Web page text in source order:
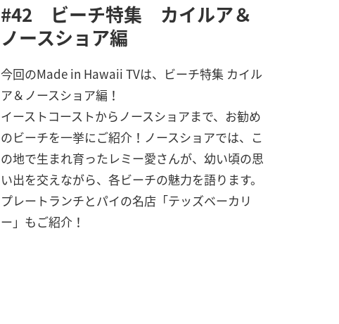
#42 ビーチ特集 カイルア＆
ノースショア編
今回のMade in Hawaii TVは、ビーチ特集 カイル
ア＆ノースショア編！
イーストコーストからノースショアまで、お勧め
のビーチを一挙にご紹介！ノースショアでは、こ
の地で生まれ育ったレミー愛さんが、幼い頃の思
い出を交えながら、各ビーチの魅力を語ります。
プレートランチとパイの名店「テッズベーカリ
ー」もご紹介！